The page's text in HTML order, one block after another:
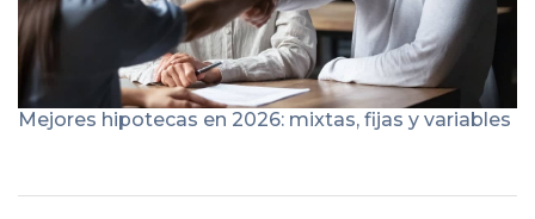
Mejores hipotecas en 2026: mixtas, fijas y variables